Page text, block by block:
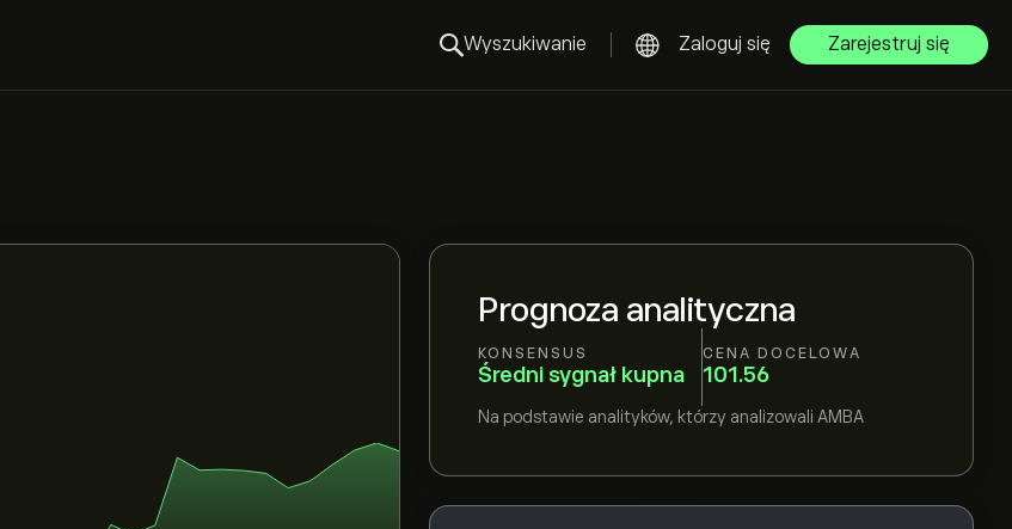
Wyszukiwanie Zaloguj się Zarejestruj się
Prognoza analityczna
KONSENSUS
Średni sygnał kupna
CENA DOCELOWA
101.56
Na podstawie analityków, którzy analizowali AMBA